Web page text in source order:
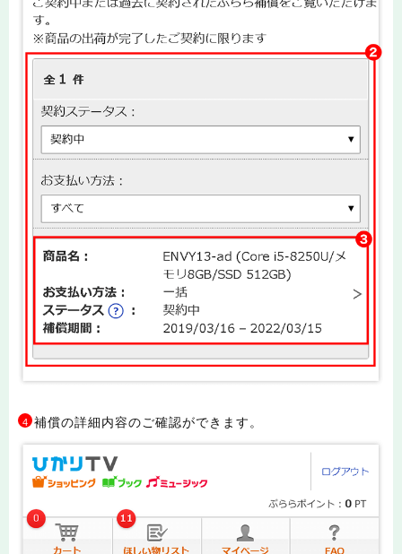
4 補償の詳細内容のご確認ができます。